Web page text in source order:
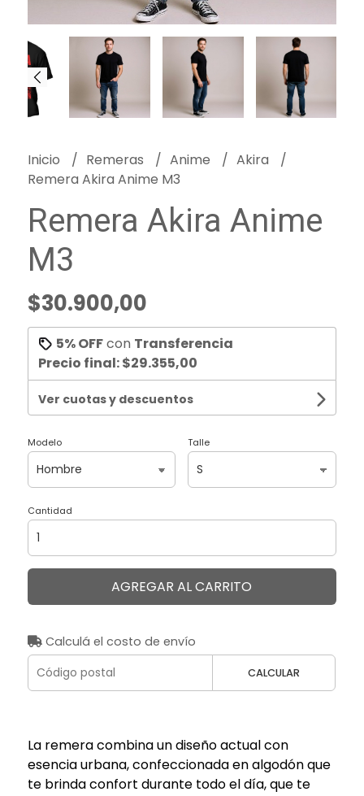
Inicio Remeras Anime
Akira
Remera Akira Anime M3
Remera Akira Anime
M3
$30.900,00
5% OFFcon Transferencia
Precio final:$29.355,00
Ver cuotas y descuentos
Modelo Talle
Cantidad
AGREGAR AL CARRITO
Calculá el costo de envío
CALCULAR
La remera combina un diseño actual con
esencia urbana, confeccionada en algodón que
te brinda confort durante todo el día, que te